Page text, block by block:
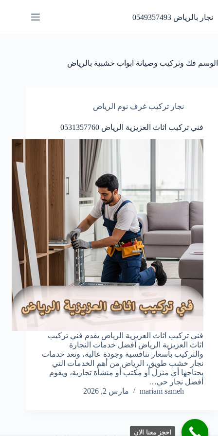
المحتوى
نجار بالرياض 0549357493
الوسم فك وتركيب وصيانة ابواب خشبية بالرياض
نجار تركيب غرف نوم الرياض
فني تركيب اثاث العزيزية الرياض 0531357760
فني تركيب اثاث العزيزية الرياض يقدم فني تركيب
اثاث العزيزية الرياض أفضل خدمات النجارة
والتركيب بأسعار تنافسية وجودة عالية، وتعد خدمات
نجار خشب طويق، الرياض من أهم الخدمات التي
يحتاجها أي منزل أو مكتب أو منشأة تجارية، ويقوم
أفضل نجار حي…
mariam sameh
مارس 2, 2026
احجز معنا الان